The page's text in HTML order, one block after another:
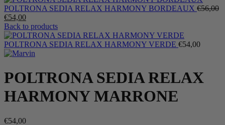
POLTRONA SEDIA RELAX HARMONY BORDEAUX €56,00Il
€54,00Il
prezzo
attuale
è:
€54,00.
Back to products
POLTRONA SEDIA RELAX HARMONY VERDE €54,00
POLTRONA SEDIA RELAX
HARMONY MARRONE
€54,00